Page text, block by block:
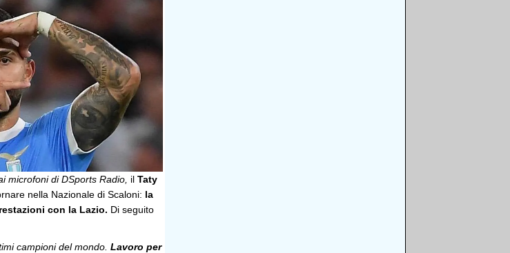
microfoni di DSports Radio, il Taty
nella Nazionale di Scaloni: la
con la Lazio. Di seguito
campioni del mondo. Lavoro per